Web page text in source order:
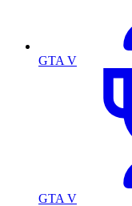
GTA V
GTA V